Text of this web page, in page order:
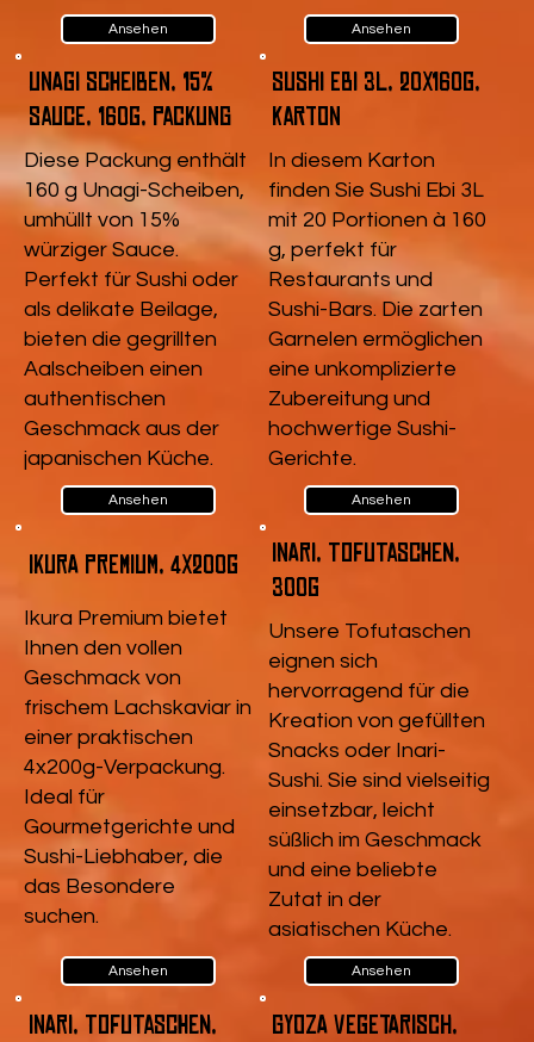
Ansehen Ansehen
Unagi Scheiben, 15%
Sauce, 160g, Packung
Diese Packung enthält
160 g Unagi-Scheiben,
umhüllt von 15%
würziger Sauce.
Perfekt für Sushi oder
als delikate Beilage,
bieten die gegrillten
Aalscheiben einen
authentischen
Geschmack aus der
japanischen Küche.
Ansehen
Sushi Ebi 3L, 20x160g,
Karton
In diesem Karton
finden Sie Sushi Ebi 3L
mit 20 Portionen à 160
g, perfekt für
Restaurants und
Sushi-Bars. Die zarten
Garnelen ermöglichen
eine unkomplizierte
Zubereitung und
hochwertige Sushi-
Gerichte.
Ansehen
Ikura Premium, 4x200g
Ikura Premium bietet
Ihnen den vollen
Geschmack von
frischem Lachskaviar in
einer praktischen
4x200g-Verpackung.
Ideal für
Gourmetgerichte und
Sushi-Liebhaber, die
das Besondere
suchen.
Ansehen
Inari, Tofutaschen,
300g
Unsere Tofutaschen
eignen sich
hervorragend für die
Kreation von gefüllten
Snacks oder Inari-
Sushi. Sie sind vielseitig
einsetzbar, leicht
süßlich im Geschmack
und eine beliebte
Zutat in der
asiatischen Küche.
Ansehen
Inari, Tofutaschen,
Gyoza vegetarisch,